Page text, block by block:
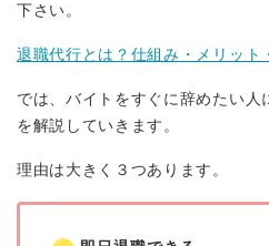
下さい。
退職代行とは？仕組み・メリット
では、バイトをすぐに辞めたい人
を解説していきます。
理由は大きく３つあります。